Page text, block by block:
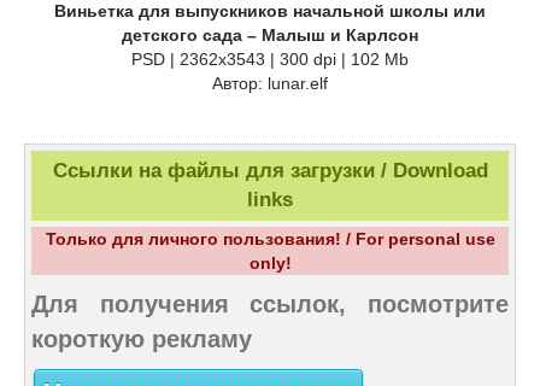
Виньетка для выпускников начальной школы или
детского сада – Малыш и Карлсон
PSD | 2362х3543 | 300 dpi | 102 Mb
Автор: lunar.elf
Ссылки на файлы для загрузки / Download
links
Только для личного пользования! / For personal use
only!
Для получения ссылок, посмотрите
короткую рекламу